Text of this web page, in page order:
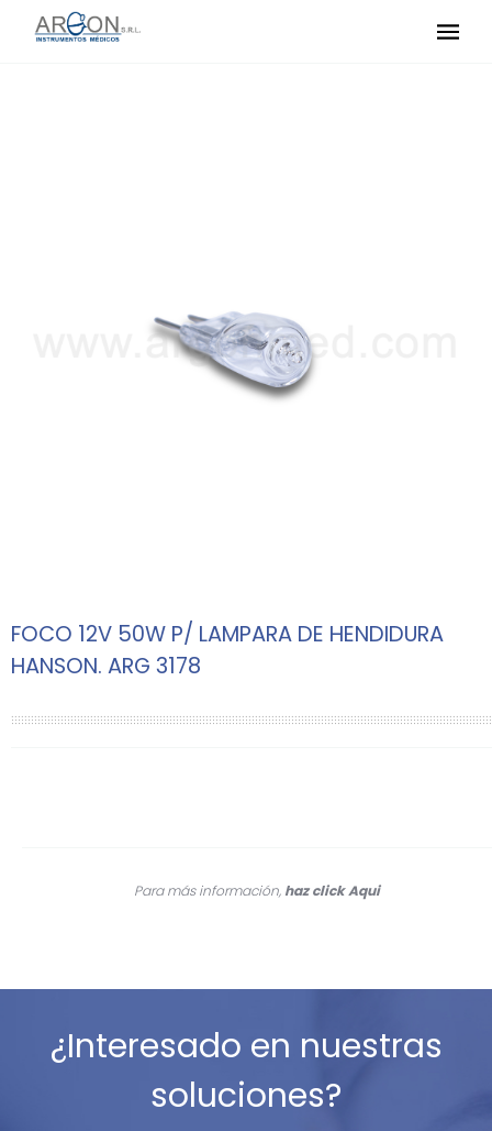
FOCO 12V 50W P/ LAMPARA DE HENDIDURA
HANSON. ARG 3178
Para más información, haz clickAqui
¿Interesado en nuestras
soluciones?